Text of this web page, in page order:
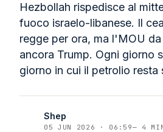
Hezbollah rispedisce al
fuoco israelo-libanese. Il
regge per ora, ma l'MOU
ancora Trump. Ogni giorno
giorno in cui il petrolio resta
Shep
05 JUN 2026 · 06:59— 4